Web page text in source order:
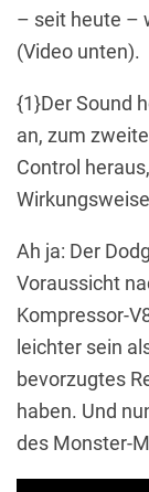
– seit heute –
(Video unten).
{1}Der Sound
an, zum
Control
Ah ja: Der
Voraussicht
Kompressor-
leichter sein
bevorzugtes
haben. Und
des Monster-